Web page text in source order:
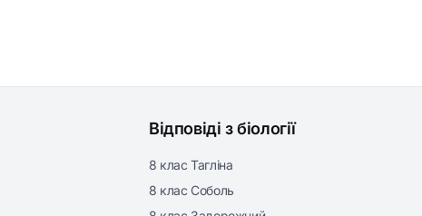
Відповіді з біології
8 клас Тагліна
8 клас Соболь